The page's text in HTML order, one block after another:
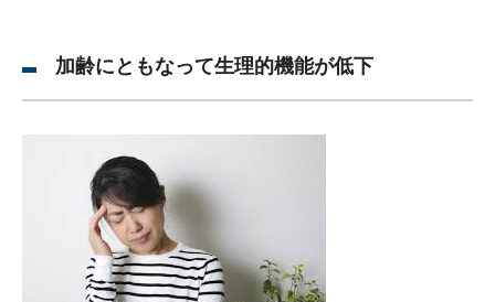
加齢にともなって生理的機能が低下